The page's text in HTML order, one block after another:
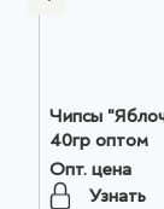
Чипсы
40гр оптом
Опт. цена
Узнать